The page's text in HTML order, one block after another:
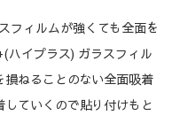
フィルムが強くても全面を
ハイプラス) ガラスフィル
ねることのない全面吸着
ていくので貼り付けもと